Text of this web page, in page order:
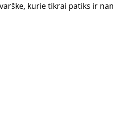
kurie tikrai patiks ir